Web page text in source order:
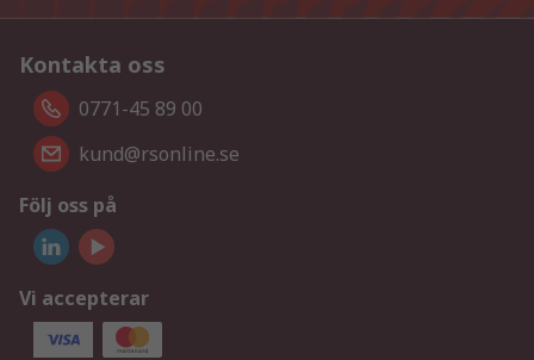
Kontakta oss
0771-45 89 00
kund@rsonline.se
Följ oss på
Vi accepterar